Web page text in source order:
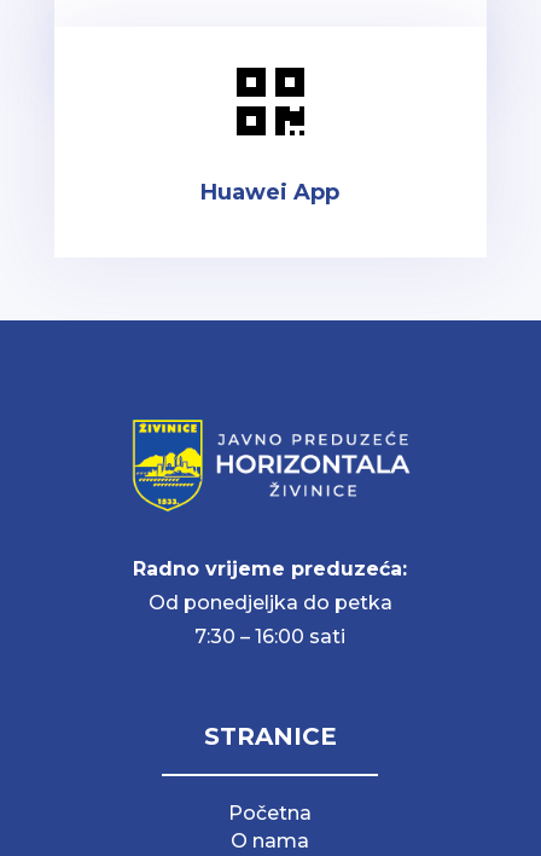

Huawei App
Radno vrijeme preduzeća:
Od ponedjeljka do petka
7:30 – 16:00 sati
STRANICE
Početna
O nama